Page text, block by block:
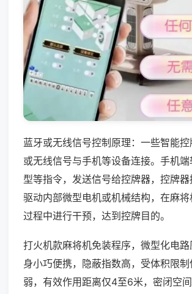
蓝牙或无线信号控制原理：一些智能
或无线信号与手机等设备连接。手机
型等指令，发送信号给控牌器，控牌
驱动内部微型电机或机械结构，在麻
过程中进行干预，达到控牌目的。
打火机款麻将机免装程序，微型化电
身小巧便携，隐蔽指数高，受体积限
弱，有效作用距离仅4至6米，密闭空